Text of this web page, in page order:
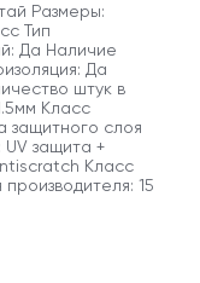
Размеры:
Тип
Да Наличие
Да
штук в
Класс
защитного слоя
UV защита +
Класс
15